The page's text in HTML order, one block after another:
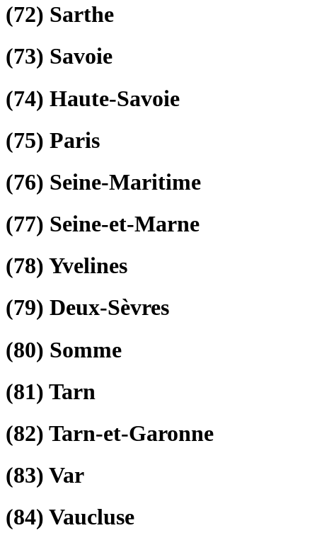
(72) Sarthe
(73) Savoie
(74) Haute-Savoie
(75) Paris
(76) Seine-Maritime
(77) Seine-et-Marne
(78) Yvelines
(79) Deux-Sèvres
(80) Somme
(81) Tarn
(82) Tarn-et-Garonne
(83) Var
(84) Vaucluse